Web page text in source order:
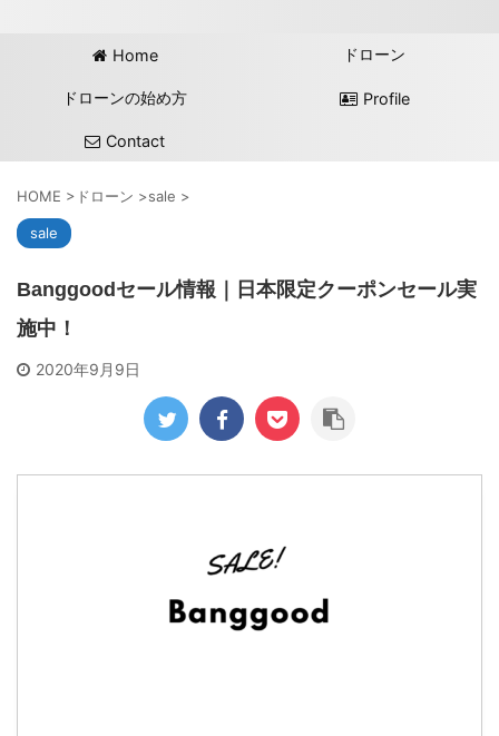
Home ドローン
ドローンの始め方 Profile
Contact
HOME > ドローン >sale >
sale
Banggoodセール情報｜日本限定クーポンセール実
施中！
2020年9月9日